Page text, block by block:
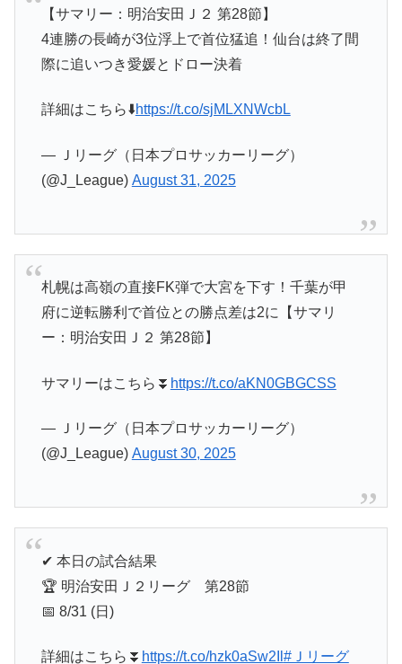
【サマリー：明治安田Ｊ２ 第28節】
4連勝の長崎が3位浮上で首位猛追！仙台は終了間
際に追いつき愛媛とドロー決着
詳細はこちら⬇️https://t.co/sjMLXNWcbL
— Ｊリーグ（日本プロサッカーリーグ）
(@J_League) August 31, 2025
札幌は高嶺の直接FK弾で大宮を下す！千葉が甲
府に逆転勝利で首位との勝点差は2に【サマリ
ー：明治安田Ｊ２ 第28節】
サマリーはこちら⏬️ https://t.co/aKN0GBGCSS
— Ｊリーグ（日本プロサッカーリーグ）
(@J_League) August 30, 2025
✔︎ 本日の試合結果
🏆 明治安田Ｊ２リーグ 第28節
📅 8/31 (日)
詳細はこちら⏬️ https://t.co/hzk0aSw2Il #Ｊリーグ